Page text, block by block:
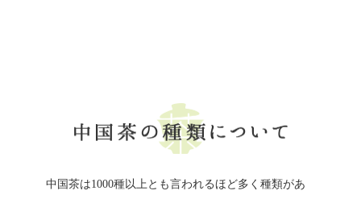
中国茶は1000種以上とも言われるほど多く種類があ